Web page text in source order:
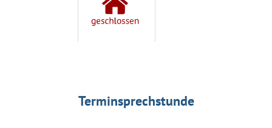
Terminsprechstunde